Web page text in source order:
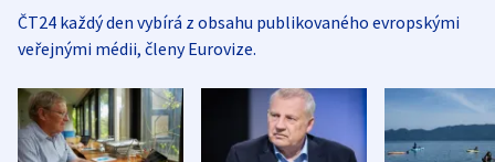
ČT24 každý den vybírá z obsahu publikovaného evropskými
veřejnými médii, členy Eurovize.